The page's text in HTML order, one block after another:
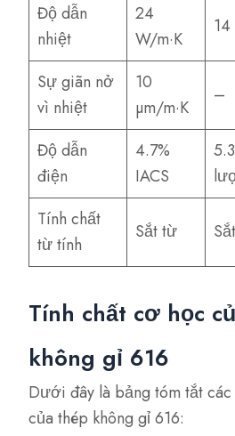
Độ dẫn
nhiệt
24
W/m·K
14
Sự giãn nở
vì nhiệt
10
µm/m·K
–
Độ dẫn
điện
4.7%
IACS
Tính chất
từ tính
Sắt từ
Tính chất cơ học
không gỉ 616
Dưới đây là bảng tóm tắt
của thép không gỉ 616: